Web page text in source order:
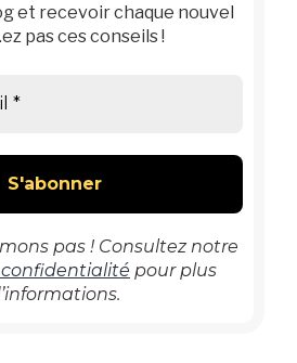
et recevoir chaque nouvel
pas ces conseils !
pas ! Consultez notre
pour plus